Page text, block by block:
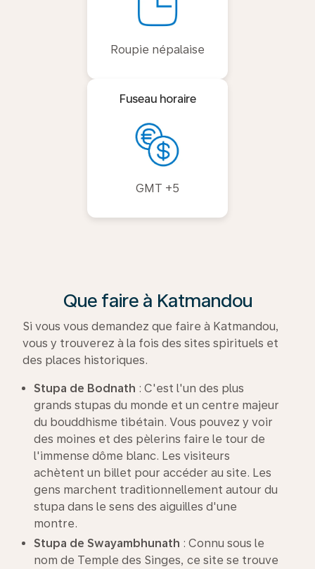
Roupie népalaise
Fuseau horaire
GMT +5
Que faire à Katmandou
Si vous vous demandez que faire à Katmandou,
vous y trouverez à la fois des sites spirituels et
des places historiques.
Stupa de Bodnath : C'est l'un des plus
grands stupas du monde et un centre majeur
du bouddhisme tibétain. Vous pouvez y voir
des moines et des pèlerins faire le tour de
l'immense dôme blanc. Les visiteurs
achètent un billet pour accéder au site. Les
gens marchent traditionnellement autour du
stupa dans le sens des aiguilles d'une
montre.
Stupa de Swayambhunath : Connu sous le
nom de Temple des Singes, ce site se trouve